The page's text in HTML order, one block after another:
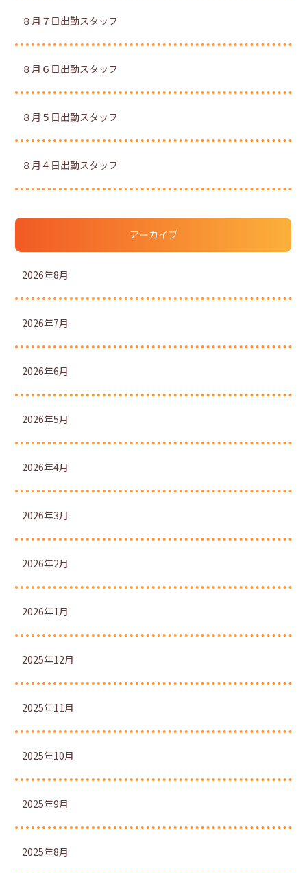
８月７日出勤スタッフ
８月６日出勤スタッフ
８月５日出勤スタッフ
８月４日出勤スタッフ
アーカイブ
2026年8月
2026年7月
2026年6月
2026年5月
2026年4月
2026年3月
2026年2月
2026年1月
2025年12月
2025年11月
2025年10月
2025年9月
2025年8月